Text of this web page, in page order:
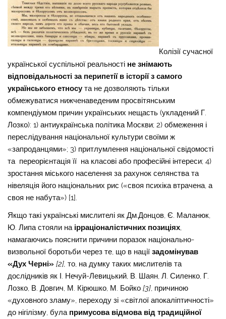
Колізії сучасної
української суспільної реальності не знімають
відповідальності за перипетії в історії з самого
українського етносу та не дозволяють тільки
обмежуватися нижченаведеним просвітянським
компендіумом причин українських нещасть (укладений Г.
Лозко): 1) антиукраїнська політика Москви; 2) обмеження і
переслідування національної культури своїми ж
«запроданцями»; 3) притлумлення національної свідомості
та переорієнтація її на класові або професійні інтереси; 4)
зростання міського населення за рахунок селянства та
нівеляція його національних рис («своя психіка втрачена, а
своя не набута») [1].
Якщо такі українські мислителі як Дм.Донцов, Є. Маланюк,
Ю. Липа стояли на ірраціоналістичних позиціях,
намагаючись пояснити причини поразок національно-
визвольної боротьби через те, що в націїзадомінував
«Дух Черні» [2], то, на думку таких мислителів та
дослідників як І. Нечуй-Левицький, В. Шаян, Л. Силенко, Г.
Лозко, В. Довгич, М. Кірюшко, М. Бойко[3], причиною
«духовного зламу», переходу зі «світлої апокаліптичності»
до нігілізму, була примусова відмова від традиційної